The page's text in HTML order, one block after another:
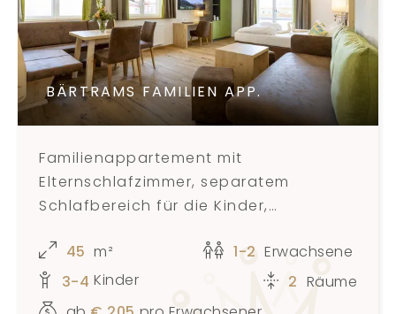
BÄRTRAMS FAMILIEN APP.
Familienappartement mit
Elternschlafzimmer, separatem
Schlafbereich für die Kinder,
natürliche Landschaft für 3-5
Personen
1-2 Erwachsene
3-4 Kinder
45 m²
2 Räume